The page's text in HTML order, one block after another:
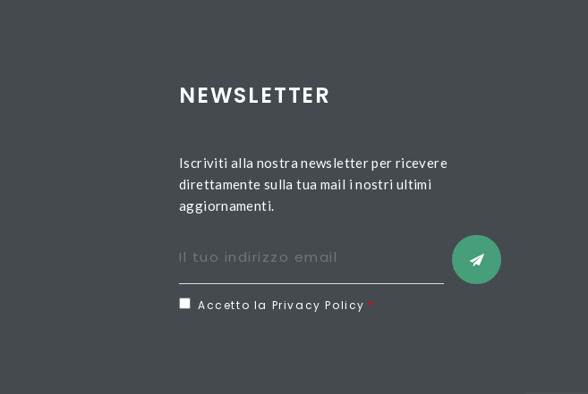
NEWSLETTER
Iscriviti alla nostra newsletter per ricevere
direttamente sulla tua mail i nostri ultimi
aggiornamenti.
Accetto la Privacy Policy